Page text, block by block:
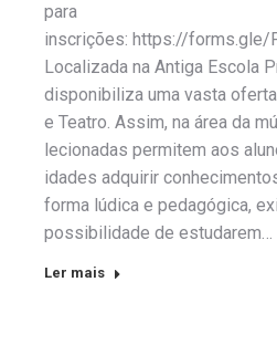
para
inscrições: https://forms.gle/
Localizada na Antiga Escola
disponibiliza uma vasta
e Teatro. Assim, na área da
lecionadas permitem aos
idades adquirir
forma lúdica e pedagógica,
possibilidade de estudarem…
Ler mais